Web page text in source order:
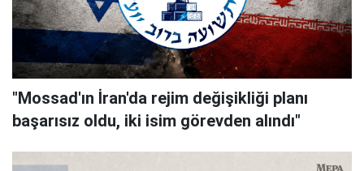
"Mossad'ın İran'da rejim değişikliği planı
başarısız oldu, iki isim görevden alındı"